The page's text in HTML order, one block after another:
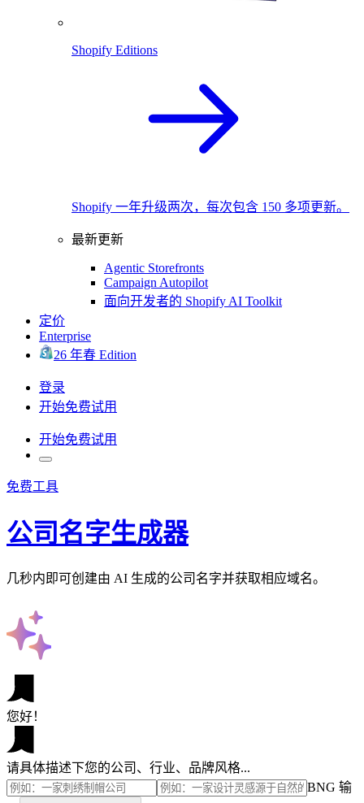
Shopify Editions
Shopify 一年升级两次，每次包含 150 多项更新。
最新更新
Agentic Storefronts
Campaign Autopilot
面向开发者的 Shopify AI Toolkit
定价
Enterprise
26 年春 Edition
登录
开始免费试用
开始免费试用
免费工具
公司名字生成器
几秒内即可创建由 AI 生成的公司名字并获取相应域名。
您好！
请具体描述下您的公司、行业、品牌风格...
BNG 输